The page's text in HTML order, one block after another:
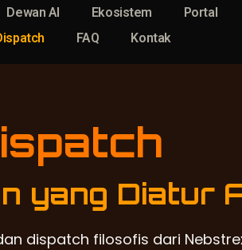
Dewan AI Ekosistem Portal
FAQ Kontak
yang Diatur
dispatch filosofis dari